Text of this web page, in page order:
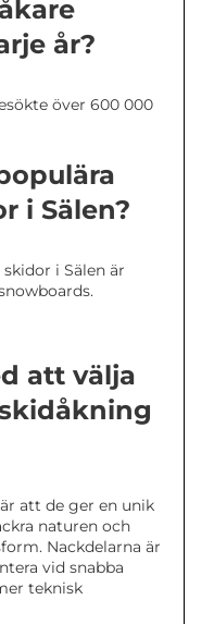
år?
över 600 000
i Sälen?
i Sälen är
att välja
att de ger en unik
naturen och
Nackdelarna är
vid snabba
teknisk